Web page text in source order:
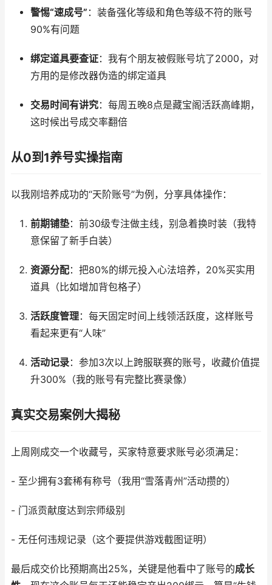
警惕“速成号” ：装备强化等级和角色等级不符的账号
90%有问题
绑定道具要查证：我有个朋友被假账号坑了2000，对
方用的是修改器伪造的绑定道具
交易时间有讲究：每周五晚8点是藏宝阁活跃高峰期，
这时候出号成交率翻倍
从0到1养号实操指南
以我刚培养成功的“天阶账号”为例，分享具体操作：
前期铺垫：前30级专注做主线，别急着换时装（我特
意保留了新手白装）
资源分配：把80%的绑元投入心法培养，20%买实用
道具（比如增加背包格子）
活跃度管理：每天固定时间上线领活跃度，这样账号
看起来更有“人味”
活动记录：参加3次以上跨服联赛的账号，收藏价值提
升300%（我的账号有完整比赛录像）
真实交易案例大揭秘
上周刚成交一个收藏号，买家特意要求账号必须满足：
- 至少拥有3套稀有称号（我用“雪落青州”活动攒的）
- 门派贡献度达到宗师级别
- 无任何违规记录（这个要提供游戏截图证明）
最后成交价比预期高出25%，关键是他看中了账号的成长